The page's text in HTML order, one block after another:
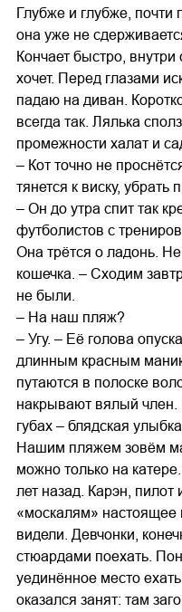
Глубже и глубже,
она уже не
Кончает быстро,
хочет. Перед глазами
падаю на диван.
всегда так. Лялька
промежности халат и
– Кот точно не
тянется к виску,
– Он до утра спит так
футболистов с
Она трётся о ладонь.
кошечка. – Сходим
не были.
– На наш пляж?
– Угу. – Её голова
длинным красным
путаются в полоске
накрывают вялый член.
губах – блядская
Нашим пляжем зовём
можно только на
лет назад. Карэн,
«москалям» настоящее
видели. Девчонки,
стюардами поехать.
уединённое место
оказался занят: там